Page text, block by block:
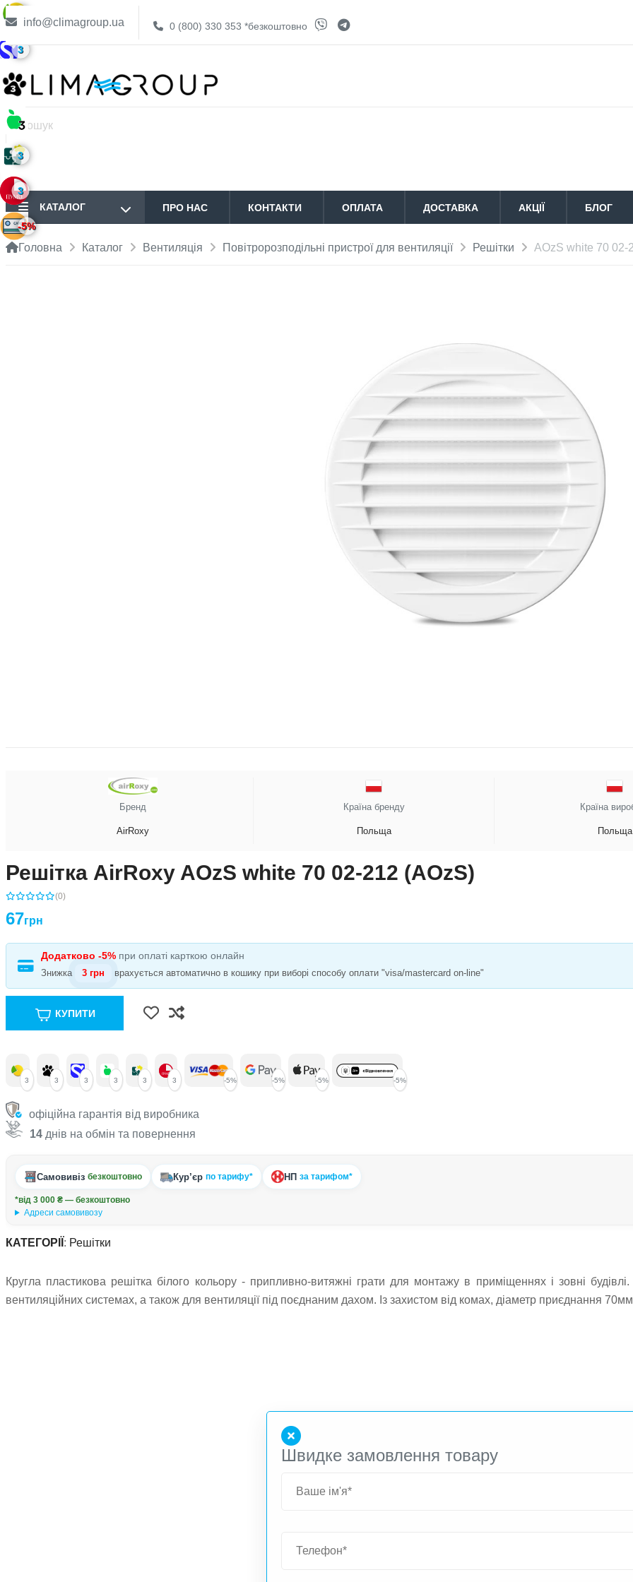
info@climagroup.ua 0 (800) 330 353 *безкоштовно
КАТАЛОГ ПРО НАС КОНТАКТИ ОПЛАТА ДОСТАВКА АКЦІЇ БЛОГ
Головна Каталог Вентиляція Повітророзподільні пристрої для вентиляції Решітки AOzS white 70 02-
3
3
3
-5%
Бренд
AirRoxy
Країна бренду
Польща
Країна
Польща
Решітка AirRoxy AOzS white 70 02-212 (AOzS)
(0)
67грн
Додатково -5% при оплаті карткою онлайн
Знижка 3 грн врахується автоматично в кошику при виборі способу оплати "visa/mastercard on-line"
КУПИТИ
3 3 3 3 3 3 -5% -5% -5% -5%
офіційна гарантія від виробника
14 днів на обмін та повернення
Самовивіз безкоштовно Кур’єр по тарифу* НП за тарифом*
*від 3 000 ₴ — безкоштовно
Адреси самовивозу
КАТЕГОРІЇ : Решітки
Кругла пластикова решітка білого кольору - припливно-витяжні грати для монтажу в приміщеннях і зовні
вентиляційних системах, а також для вентиляції під поєднаним дахом. Із захистом від комах, діаметр приєднання
Швидке замовлення товару